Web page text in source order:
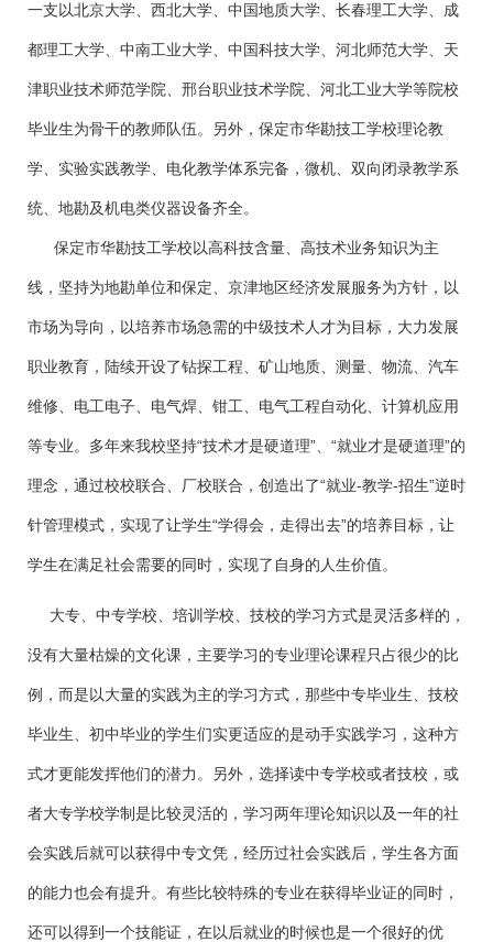
一支以北京大学、西北大学、中国地质大学、长春理工大学、成
都理工大学、中南工业大学、中国科技大学、河北师范大学、天
津职业技术师范学院、邢台职业技术学院、河北工业大学等院校
毕业生为骨干的教师队伍。另外，保定市华勘技工学校理论教
学、实验实践教学、电化教学体系完备，微机、双向闭录教学系
统、地勘及机电类仪器设备齐全。
保定市华勘技工学校以高科技含量、高技术业务知识为主
线，坚持为地勘单位和保定、京津地区经济发展服务为方针，以
市场为导向，以培养市场急需的中级技术人才为目标，大力发展
职业教育，陆续开设了钻探工程、矿山地质、测量、物流、汽车
维修、电工电子、电气焊、钳工、电气工程自动化、计算机应用
等专业。多年来我校坚持“技术才是硬道理”、“就业才是硬道理”的
理念，通过校校联合、厂校联合，创造出了“就业-教学-招生”逆时
针管理模式，实现了让学生“学得会，走得出去”的培养目标，让
学生在满足社会需要的同时，实现了自身的人生价值。
大专、中专学校、培训学校、技校的学习方式是灵活多样的，
没有大量枯燥的文化课，主要学习的专业理论课程只占很少的比
例，而是以大量的实践为主的学习方式，那些中专毕业生、技校
毕业生、初中毕业的学生们实更适应的是动手实践学习，这种方
式才更能发挥他们的潜力。另外，选择读中专学校或者技校，或
者大专学校学制是比较灵活的，学习两年理论知识以及一年的社
会实践后就可以获得中专文凭，经历过社会实践后，学生各方面
的能力也会有提升。有些比较特殊的专业在获得毕业证的同时，
还可以得到一个技能证，在以后就业的时候也是一个很好的优